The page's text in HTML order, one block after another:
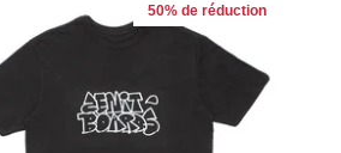
50% de réduction